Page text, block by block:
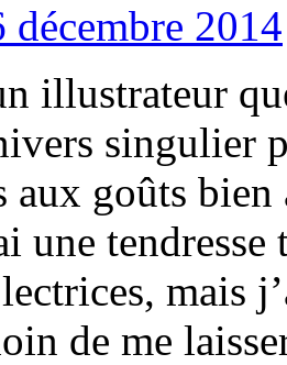
décembre 2014
illustrateur
singulier
aux goûts
une
mais
de me